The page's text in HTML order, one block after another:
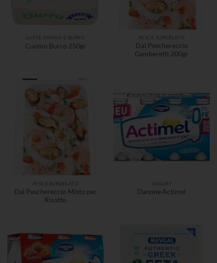
LATTE, PANNA E BURRO
Cuomo Burro 250gr
PESCE SURGELATO
Dal Peschereccio
Gamberetti 200gr
PESCE SURGELATO
Dal Peschereccio Misto per
Risotto
YOGURT
Danone Actimel